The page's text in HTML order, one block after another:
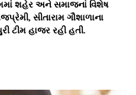
શહેર અને સમાજનાં વિશેષ
સીતારામ ગૌશાળાના
ટીમ હાજર રહી હતી.